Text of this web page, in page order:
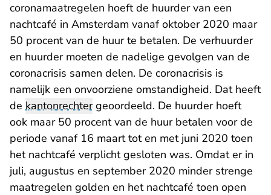
coronamaatregelen hoeft de huurder van een
nachtcafé in Amsterdam vanaf oktober 2020 maar
50 procent van de huur te betalen. De verhuurder
en huurder moeten de nadelige gevolgen van de
coronacrisis samen delen. De coronacrisis is
namelijk een onvoorziene omstandigheid. Dat heeft
de kantonrechtergeoordeeld. De huurder hoeft
ook maar 50 procent van de huur betalen voor de
periode vanaf 16 maart tot en met juni 2020 toen
het nachtcafé verplicht gesloten was. Omdat er in
juli, augustus en september 2020 minder strenge
maatregelen golden en het nachtcafé toen open